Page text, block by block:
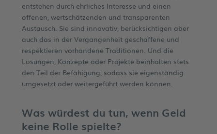
entstehen durch ehrliches Interesse und einen
offenen, wertschätzenden und transparenten
Austausch. Sie sind innovativ, berücksichtigen aber
auch das in der Vergangenheit geschaffene und
respektieren vorhandene Traditionen. Und die
Lösungen, Konzepte oder Projekte beinhalten stets
den Teil der Befähigung, sodass sie eigenständig
umgesetzt oder weitergeführt werden können.
Was würdest du tun, wenn Geld
keine Rolle spielte?